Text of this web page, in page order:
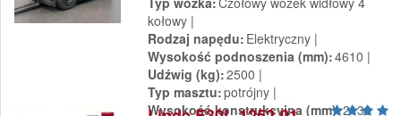
kołowy
Rodzaj napędu Elektryczny
Wysokość podnoszenia (mm) 4610
Udźwig (kg) 2500
Typ masztu potrójny
Wysokość konstrukcyjna (mm) 2130